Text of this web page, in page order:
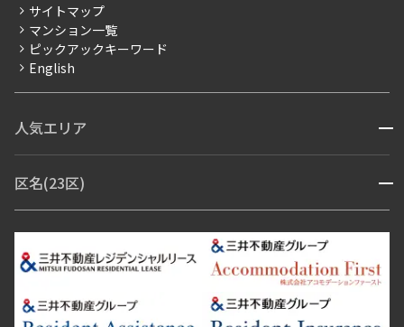
賃料改定
フリーレント
ペット可
ブランドマンション
サイトマップ
マンション一覧
ピックアックキーワード
English
人気エリア 開閉
青山・表参道・原宿
市ヶ谷・神楽坂・飯田橋
三田・芝・浜松町
芝浦・汐留・品川
月島・勝どき・豊洲
本郷・春日・小石川
目白・高田馬場・早稲田
池尻大橋・三軒茶屋
祐天寺・学芸大学・自由が丘
区名(23区) 開閉
江東区 台東区 墨田区
中野区
豊島区
杉並区 板橋区 練馬区 荒川区
足立区
葛飾区
江戸川区